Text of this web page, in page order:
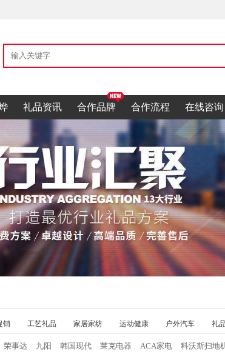
礼品资讯 合作品牌 合作流程 在线咨询
销 工艺礼品 家居家纺 运动健康 户外汽车 礼
荣事达 九阳 韩国现代 莱克电器 ACA家电 科沃斯扫地